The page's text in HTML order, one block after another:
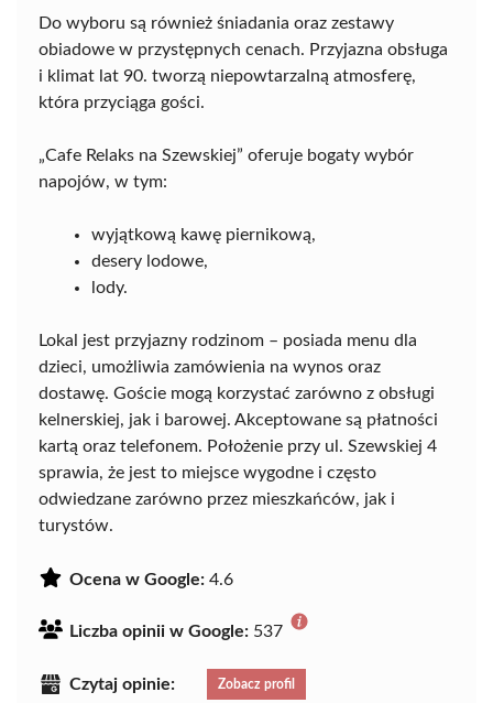
Do wyboru są również śniadania oraz zestawy
obiadowe w przystępnych cenach. Przyjazna obsługa
i klimat lat 90. tworzą niepowtarzalną atmosferę,
która przyciąga gości.
„Cafe Relaks na Szewskiej” oferuje bogaty wybór
napojów, w tym:
wyjątkową kawę piernikową,
desery lodowe,
lody.
Lokal jest przyjazny rodzinom – posiada menu dla
dzieci, umożliwia zamówienia na wynos oraz
dostawę. Goście mogą korzystać zarówno z obsługi
kelnerskiej, jak i barowej. Akceptowane są płatności
kartą oraz telefonem. Położenie przy ul. Szewskiej 4
sprawia, że jest to miejsce wygodne i często
odwiedzane zarówno przez mieszkańców, jak i
turystów.
Ocena w Google: 4.6
Liczba opinii w Google: 537
Czytaj opinie: Zobacz profil